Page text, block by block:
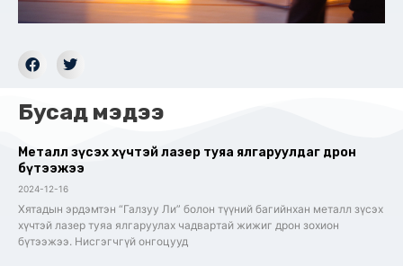
Бусад мэдээ
Металл зүсэх хүчтэй лазер туяа ялгаруулдаг дрон
бүтээжээ
2024-12-16
Хятадын эрдэмтэн “Галзуу Ли” болон түүний багийнхан металл зүсэх
хүчтэй лазер туяа ялгаруулах чадвартай жижиг дрон зохион
бүтээжээ. Нисгэгчгүй онгоцууд